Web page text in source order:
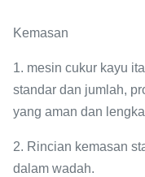
Kemasan
1. mesin cukur kayu
standar dan jumlah,
yang aman dan
2. Rincian kemasan
dalam wadah.